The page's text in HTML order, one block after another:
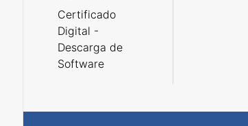
Certificado
Digital -
Descarga de
Software